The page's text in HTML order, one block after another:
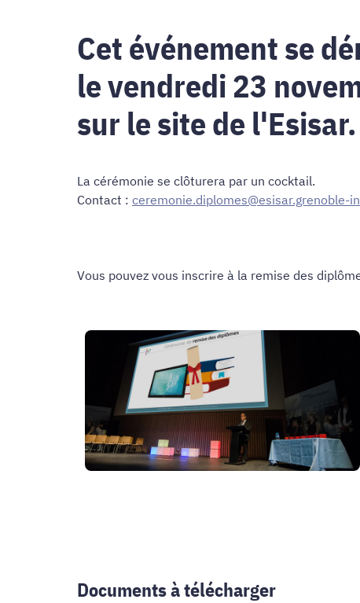
Cet événement se
le vendredi 23
sur le site de l'Esisar.
La cérémonie se clôturera par un cocktail.
Contact : ceremonie.diplomes@esisar.grenoble-
Vous pouvez vous inscrire à la remise des
Documents à télécharger